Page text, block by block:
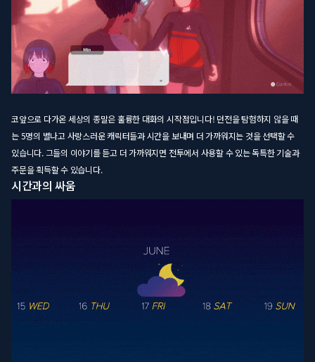
코앞으로 다가온 세상의 종말은 훌륭한 대화의 시작점입니다! 던전을 탐험하지 않을 때
는 5명의 별나고 사랑스러운 캐릭터들과 시간을 보내며 더 가까워지는 것을 선택할 수
있습니다. 그들의 이야기를 듣고 더 가까워지면 전투에서 사용할 수 있는 독특한 기술과
주문을 획득할 수 있습니다.
시간과의 싸움